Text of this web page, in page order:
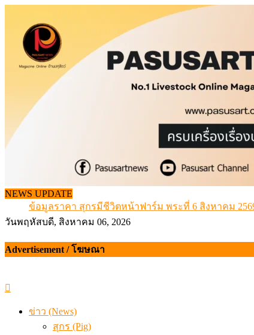
content
NEWS UPDATE
จากเครื่องดนตรีพื้นบ้านอีสาน สู่ “แคนมิลค์” แบรนด์น
ข้อมูลราคา สุกรมีชีวิตหน้าฟาร์ม พระที่ 6 สิงหาคม
เดินหน้าดัน “ราคากลางโคเนื้อ” แก้ปัญหาราคาโคเนื้อต
สกัดลักลอบนำเข้า เครื่องในไก่เถื่อน กว่า 25 ตัน!
วันพฤหัสบดี, สิงหาคม 06, 2026
Advertisement / โฆษณา
ข่าว (News)
สุกร (Pig)